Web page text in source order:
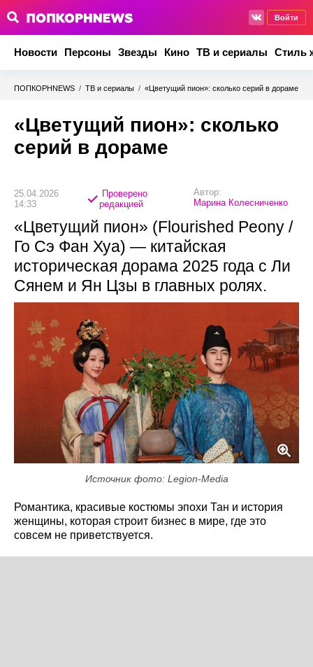
Войти
Новости Персоны Звезды Кино ТВ и сериалы Стиль
ПОПКОРНNEWS / ТВ и сериалы / «Цветущий пион»: сколько серий в дораме
«Цветущий пион»: сколько
серий в дораме
25.04.2026
14:33
Проверено
редакцией
Автор:
Марина Колесниченко
«Цветущий пион» (Flourished Peony /
Го Сэ Фан Хуа) — китайская
историческая дорама 2025 года с Ли
Сянем и Ян Цзы в главных ролях.
Источник фото: Legion-Media
Романтика, красивые костюмы эпохи Тан и история
женщины, которая строит бизнес в мире, где это
совсем не приветствуется.